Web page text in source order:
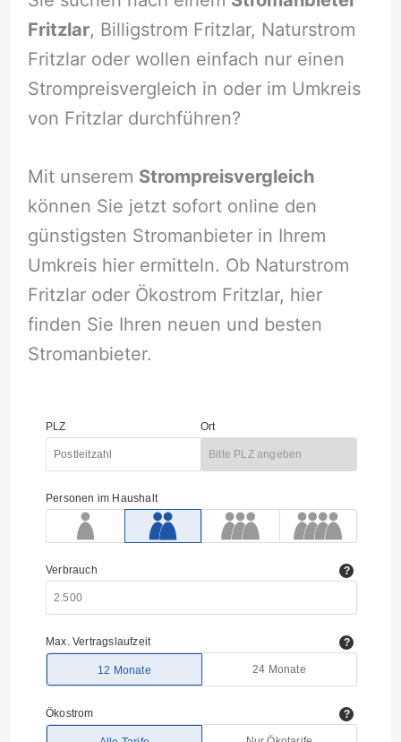
Fritzlar, Billigstrom Fritzlar, Naturstrom
Fritzlar oder wollen einfach nur einen
Strompreisvergleich in oder im Umkreis
von Fritzlar durchführen?
Mit unserem Strompreisvergleich
können Sie jetzt sofort online den
günstigsten Stromanbieter in Ihrem
Umkreis hier ermitteln. Ob Naturstrom
Fritzlar oder Ökostrom Fritzlar, hier
finden Sie Ihren neuen und besten
Stromanbieter.